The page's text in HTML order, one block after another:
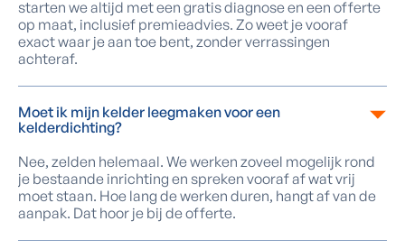
starten we altijd met een gratis diagnose en een offerte
op maat, inclusief premieadvies. Zo weet je vooraf
exact waar je aan toe bent, zonder verrassingen
achteraf.
Moet ik mijn kelder leegmaken voor een
kelderdichting?
Nee, zelden helemaal. We werken zoveel mogelijk rond
je bestaande inrichting en spreken vooraf af wat vrij
moet staan. Hoe lang de werken duren, hangt af van de
aanpak. Dat hoor je bij de offerte.